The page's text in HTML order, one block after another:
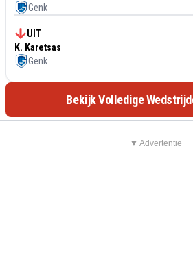
Genk
UIT
K. Karetsas
Genk
Bekijk Volledige
▼ Advertentie